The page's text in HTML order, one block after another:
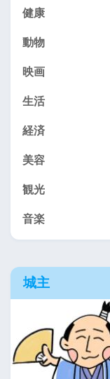
健康
動物
映画
生活
経済
美容
観光
音楽
城主